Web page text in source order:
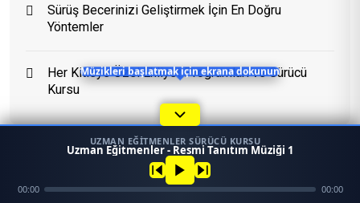
Sürüş Becerinizi Geliştirmek İçin En Doğru
Yöntemler
Her Kitleye Özel Ehliyet Programları ve Sürücü
Kursu
Ara
1
Konum Mezun
Müzikleri başlatmak için ekrana dokunun
UZMAN EĞITMENLER SÜRÜCÜ KURSU
Uzman Eğitmenler - Resmi Tanıtım Müziği 1
00:00 00:00